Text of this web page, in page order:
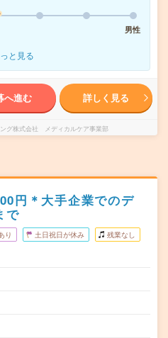
男性
と見る
へ進む 詳しく見る
グ株式会社 メディカルケア事業部
円＊大手企業でのデ
で
り 土日祝日が休み 残業なし